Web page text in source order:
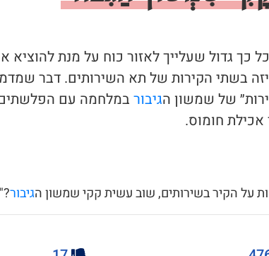
כך גדול שעלייך לאזור כוח על מנת להוציא
בשתי הקירות של תא השירותים. דבר
של שמשון הגיבורבמלחמה עם
חומוס.
על הקיר בשירותים, שוב עשית קקי שמשון הגיבור?"